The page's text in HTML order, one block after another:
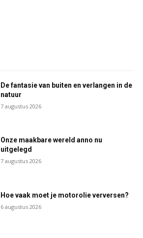
De fantasie van buiten en verlangen in de
natuur
7 augustus 2026
Onze maakbare wereld anno nu
uitgelegd
7 augustus 2026
Hoe vaak moet je motorolie verversen?
6 augustus 2026